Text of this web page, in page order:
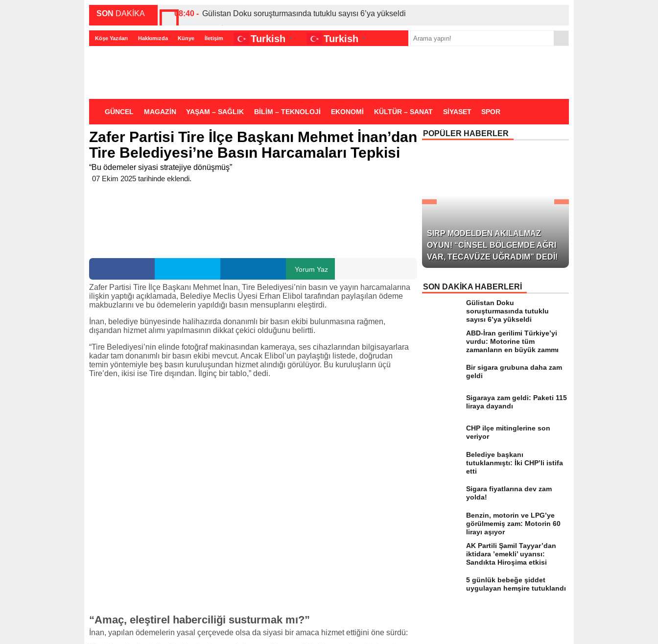
SON DAKİKA 08:40 - Gülistan Doku soruşturmasında tutuklu sayısı 6’ya yükseldi
00:27 - ABD-İran gerilimi Türkiye’yi vurdu: Motorine tüm zamanların en büyük zammı
00:35 - Bir sigara grubuna daha zam geldi
Köşe Yazıları Hakkımızda Künye İletişim Turkish ▼ Turkish ▼
GÜNCEL MAGAZİN YAŞAM – SAĞLIK BİLİM – TEKNOLOJİ EKONOMİ KÜLTÜR – SANAT SİYASET SPOR
Zafer Partisi Tire İlçe Başkanı Mehmet İnan’dan
Tire Belediyesi’ne Basın Harcamaları Tepkisi
“Bu ödemeler siyasi stratejiye dönüşmüş”
07 Ekim 2025 tarihinde eklendi.
Yorum Yaz
Zafer Partisi Tire İlçe Başkanı Mehmet İnan, Tire Belediyesi’nin basın ve yayın harcamalarına
ilişkin yaptığı açıklamada, Belediye Meclis Üyesi Erhan Elibol tarafından paylaşılan ödeme
makbuzlarını ve bu ödemelerin yapıldığı basın mensuplarını eleştirdi.
İnan, belediye bünyesinde halihazırda donanımlı bir basın ekibi bulunmasına rağmen,
dışarıdan hizmet alımı yapılmasının dikkat çekici olduğunu belirtti.
“Tire Belediyesi’nin elinde fotoğraf makinasından kameraya, ses cihazlarından bilgisayarlara
kadar tam donanımlı bir basın ekibi mevcut. Ancak Elibol’un paylaştığı listede, doğrudan
temin yöntemiyle beş basın kuruluşundan hizmet alındığı görülüyor. Bu kuruluşların üçü
Tire’den, ikisi ise Tire dışından. İlginç bir tablo,” dedi.
“Amaç, eleştirel haberciliği susturmak mı?”
İnan, yapılan ödemelerin yasal çerçevede olsa da siyasi bir amaca hizmet ettiğini öne sürdü:
POPÜLER HABERLER
SIRP MODELDEN AKILALMAZ
OYUN! “CINSEL BÖLGEMDE AĞRI
VAR, TECAVÜZE UĞRADIM” DEDI!
SON DAKİKA HABERLERİ
Gülistan Doku
soruşturmasında tutuklu
sayısı 6’ya yükseldi
ABD-İran gerilimi Türkiye’yi
vurdu: Motorine tüm
zamanların en büyük zammı
Bir sigara grubuna daha zam
geldi
Sigaraya zam geldi: Paketi 115
liraya dayandı
CHP ilçe mitinglerine son
veriyor
Belediye başkanı
tutuklanmıştı: İki CHP’li istifa
etti
Sigara fiyatlarına dev zam
yolda!
Benzin, motorin ve LPG’ye
görülmemiş zam: Motorin 60
lirayı aşıyor
AK Partili Şamil Tayyar’dan
iktidara ’emekli’ uyarısı:
Sandıkta Hiroşima etkisi
5 günlük bebeğe şiddet
uygulayan hemşire tutuklandı